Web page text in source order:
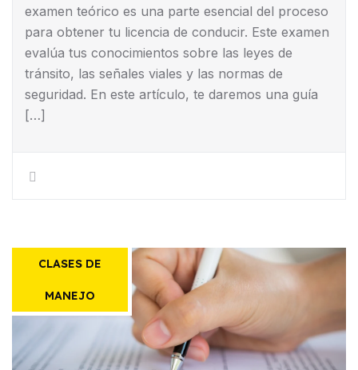
examen teórico es una parte esencial del proceso
para obtener tu licencia de conducir. Este examen
evalúa tus conocimientos sobre las leyes de
tránsito, las señales viales y las normas de
seguridad. En este artículo, te daremos una guía
[…]
CLASES DE
MANEJO